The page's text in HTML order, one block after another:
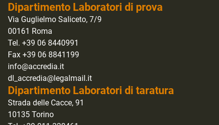
Dipartimento Laboratori di prova
Via Guglielmo Saliceto, 7/9
00161 Roma
Tel. +39 06 8440991
Fax +39 06 8841199
info@accredia.it
dl_accredia@legalmail.it
Dipartimento Laboratori di taratura
Strada delle Cacce, 91
10135 Torino